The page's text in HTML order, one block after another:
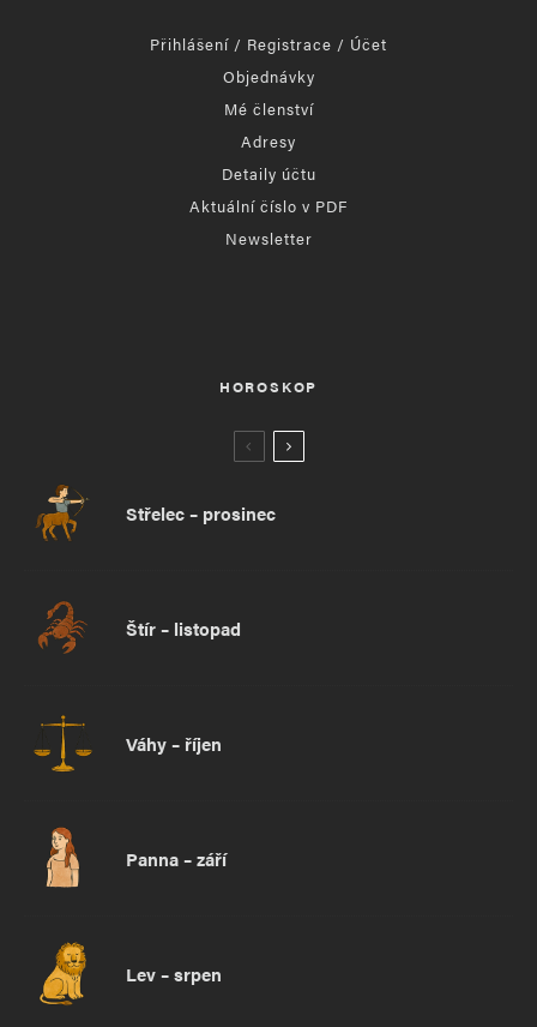
Přihlášení / Registrace / Účet
Objednávky
Mé členství
Adresy
Detaily účtu
Aktuální číslo v PDF
Newsletter
HOROSKOP
Střelec – prosinec
Štír – listopad
Váhy – říjen
Panna – září
Lev – srpen